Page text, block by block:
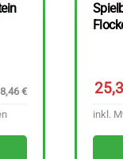
€
inkl.